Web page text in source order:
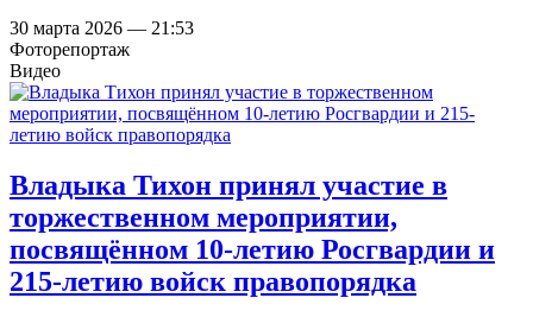
30 марта 2026 — 21:53
Фоторепортаж
Видео
Владыка Тихон принял участие в
торжественном мероприятии,
посвящённом 10-летию Росгвардии и
215-летию войск правопорядка